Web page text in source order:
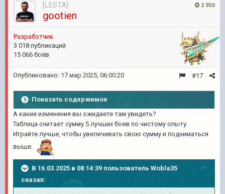
2 350
[LESTA]
gootien
Pазработчик
3 018 публикаций
15 066 боёв
#17
Опубликовано: 17 мар 2025, 06:00:20
Показать содержимое
А какие изменения вы ожидаете там увидеть?
Таблица считает сумму 5 лучших боев по чистому опыту.
Играйте лучше, чтобы увеличивать свою сумму и подниматься
выше.
В 16.03.2025 в 08:14:39 пользователь Wobla35
сказал: